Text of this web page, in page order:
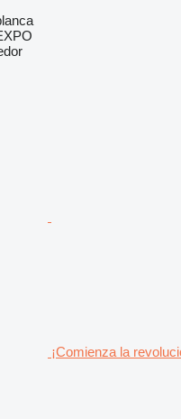
¡Comienza la